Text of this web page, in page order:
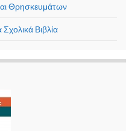
Θρησκευμάτων
Βιβλία